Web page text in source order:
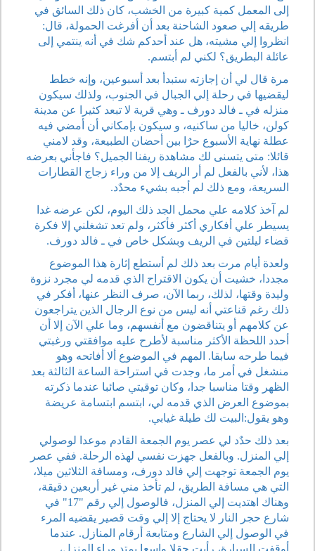
إلى المعمل كمية كبيرة من الخشب، كان ذلك السائق في
طريقه إلي صعود الشاحنة بعد أن أفرغت الحمولة، قال:
انظروا إلي مشيته، هل عند أحدكم شك في أنه ينتمي إلى
عائلة البطريق؟ لكني لم أبتسم.
مرة قال لي أن إجازته ستبدأ بعد أسبوعين، وإنه خطط
ليقضيها في رحلة إلي الجبال في الجنوب، ولذلك سيكون
منزله في ـ فالد دورف ـ وهي قرية لا تبعد كثيرا عن مدينة
كولن، خاليا من ساكنيه، و سيكون بإمكاني أن أمضي فيه
عطلة نهاية الأسبوع حرٌا بين أحضان الطبيعة، وقد لامني
قائلا: متى يتسنى لك مشاهدة ريفنا الجميل؟ فاجأني بعرضه
هذا، لأني بالفعل لم أر الريف إلا من وراء زجاج القطارات
السريعة، ومع ذلك لم أجبه بشيء محدٌد.
لم آخذ كلامه علي محمل الجد ذلك اليوم، لكن عرضه غدا
يسيطر علي أفكاري أكثر فأكثر، ولم تعد تشغلني إلا فكرة
قضاء ليلتين في الريف وبشكل خاص في ـ فالد دورف.
ولعدة أيام مرت بعد ذلك لم أستطع إثارة هذا الموضوع
مجددا، خشيت أن يكون الاقتراح الذي قدمه لي مجرد نزوة
وليدة وقتها، لذلك، ربما الآن، صرف النظر عنها، أفكر في
ذلك رغم قناعتي أنه ليس من نوع الرجال الذين يتراجعون
عن كلامهم أو يتناقضون مع أنفسهم، وما علي الآن إلا أن
أحدد اللحظة الأكثر مناسبة لأطرح عليه موافقتي ورغبتي
فيما طرحه سابقا. المهم في الموضوع ألا أفاتحه وهو
منشغل في أمر ما، وجدت في استراحة الساعة الثالثة بعد
الظهر وقتا مناسبا جدا، وكان توقيتي صائبا عندما ذكرته
بموضوع العرض الذي قدمه لي، ابتسم ابتسامة عريضة
وهو يقول:البيت لك طيلة غيابي.
بعد ذلك حدٌد لي عصر يوم الجمعة القادم موعدا لوصولي
إلي المنزل. وبالفعل جهزت نفسي لهذه الرحلة. ففي عصر
يوم الجمعة توجهت إلي فالد دورف، ومسافة الثلاثين ميلا،
التي هي مسافة الطريق، لم تأخذ مني غير أربعين دقيقة،
وهناك اهتديت إلي المنزل، فالوصول إلي رقم "17" في
شارع حجر النار لا يحتاج إلا إلي وقت قصير يقضيه المرء
في الوصول إلي الشارع ومتابعة أرقام المنازل. عندما
أوقفت السيارة، رأيت حقلا واسعا يمتد وراء المنزل،